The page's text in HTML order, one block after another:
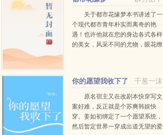
关于都市花缘梦本书讲述了一
个现代都市青年朴实而离奇的艳
遇！也许他就在您的身边各式各样
的美女，风采不同的尤物，眼花缭
特点就...
千葱一沫
你的愿望我收下了
[快穿]原名宿主又在改剧本快穿写文
案好难，反正就是个苏爽韩娱快
穿。姜如初绑定了一个愿望系统，
然后暂定世界一穿成出道无望的爱